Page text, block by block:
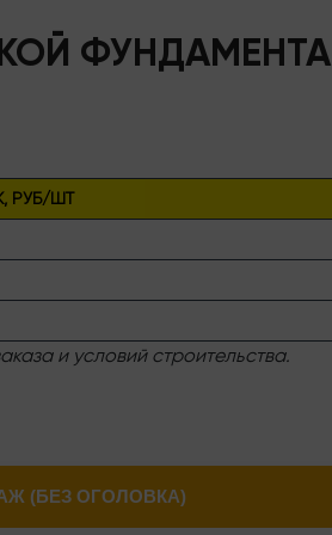
ФУНДАМЕНТА
РУБ/ШТ
и условий строительства.
(БЕЗ ОГОЛОВКА)